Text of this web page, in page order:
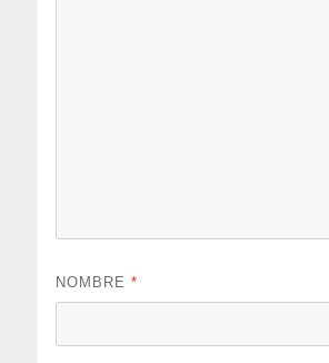
NOMBRE*